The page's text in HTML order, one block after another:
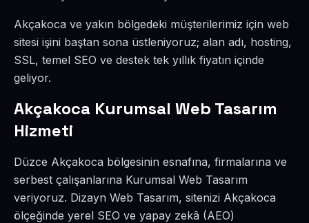
Akçakoca ve yakın bölgedeki müşterilerimiz için web
sitesi işini baştan sona üstleniyoruz; alan adı, hosting,
SSL, temel SEO ve destek tek yıllık fiyatın içinde
geliyor.
Akçakoca Kurumsal Web Tasarım
Hizmeti
Düzce Akçakoca bölgesinin esnafına, firmalarına ve
serbest çalışanlarına Kurumsal Web Tasarım
veriyoruz. Dizayn Web Tasarım, sitenizi Akçakoca
ölçeğinde yerel SEO ve yapay zekâ (AEO)